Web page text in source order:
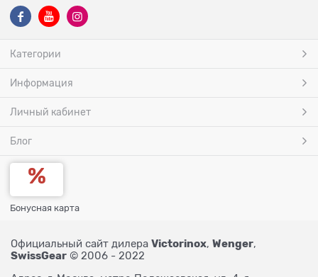
Категории
Информация
Личный кабинет
Блог
Бонусная карта
Официальный сайт дилера Victorinox, Wenger,
SwissGear © 2006 - 2022